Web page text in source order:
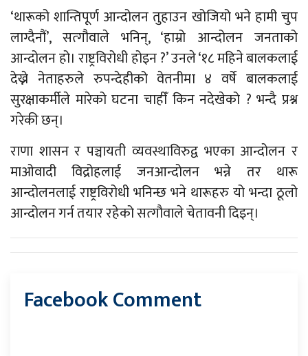
‘थारूको शान्तिपूर्ण आन्दोलन तुहाउन खोजियो भने हामी चुप
लाग्दैनौं’, सत्गौवाले भनिन्, ‘हाम्रो आन्दोलन जनताको
आन्दोलन हो। राष्ट्रविरोधी होइन ?’ उनले ‘१८ महिने बालकलाई
देख्ने नेताहरुले रुपन्देहीको वेतनीमा ४ वर्षे बालकलाई
सुरक्षाकर्मीले मारेको घटना चाहीँ किन नदेखेको ? भन्दै प्रश्न
गरेकी छन्।
राणा शासन र पञ्चायती व्यवस्थाविरुद्व भएका आन्दोलन र
माओवादी विद्रोहलाई जनआन्दोलन भन्ने तर थारू
आन्दोलनलाई राष्ट्रविरोधी भनिन्छ भने थारूहरु यो भन्दा ठूलो
आन्दोलन गर्न तयार रहेको सत्गौवाले चेतावनी दिइन्।
Facebook Comment